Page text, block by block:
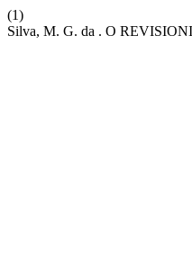
(1)
Silva, M. G. da . O